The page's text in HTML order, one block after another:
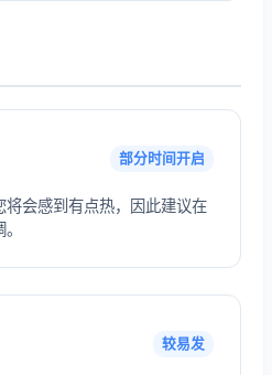
部分时间开启
将会感到有点热，因此建议在
较易发